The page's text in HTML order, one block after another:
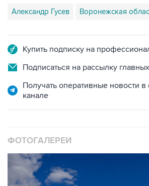
Александр Гусев Воронежская
Купить подписку на
Подписаться на рассылку
Получать оперативные новости
канале
ФОТОГАЛЕРЕИ